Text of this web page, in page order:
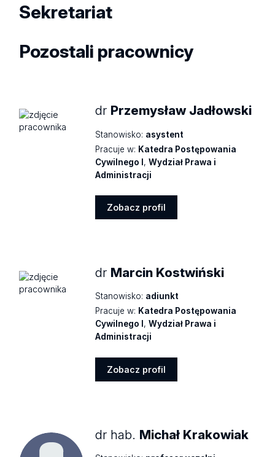
Sekretariat
Pozostali pracownicy
dr Przemysław Jadłowski
Stanowisko: asystent
Pracuje w: Katedra Postępowania
Cywilnego I,Wydział Prawa i
Administracji
Zobacz profil
dr Marcin Kostwiński
Stanowisko: adiunkt
Pracuje w: Katedra Postępowania
Cywilnego I ,Wydział Prawa i
Administracji
Zobacz profil
dr hab. Michał Krakowiak